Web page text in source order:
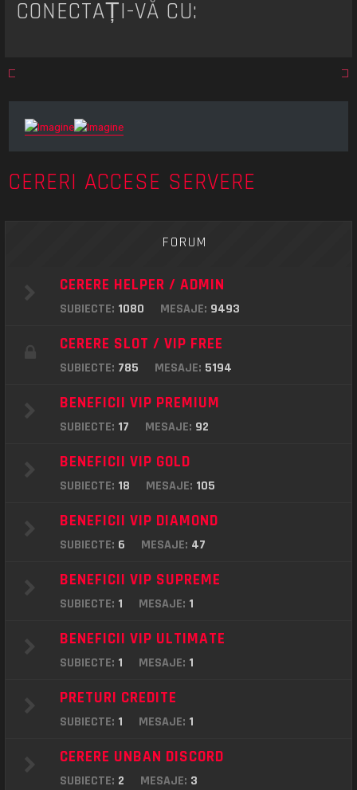
CONECTAȚI-VĂ CU:
CERERI ACCESE SERVERE
FORUM
CERERE HELPER / ADMIN
SUBIECTE: 1080 MESAJE: 9493
CERERE SLOT / VIP FREE
SUBIECTE: 785 MESAJE: 5194
BENEFICII VIP PREMIUM
SUBIECTE: 17 MESAJE: 92
BENEFICII VIP GOLD
SUBIECTE: 18 MESAJE: 105
BENEFICII VIP DIAMOND
SUBIECTE: 6 MESAJE: 47
BENEFICII VIP SUPREME
SUBIECTE: 1 MESAJE: 1
BENEFICII VIP ULTIMATE
SUBIECTE: 1 MESAJE: 1
PRETURI CREDITE
SUBIECTE: 1 MESAJE: 1
CERERE UNBAN DISCORD
SUBIECTE: 2 MESAJE: 3